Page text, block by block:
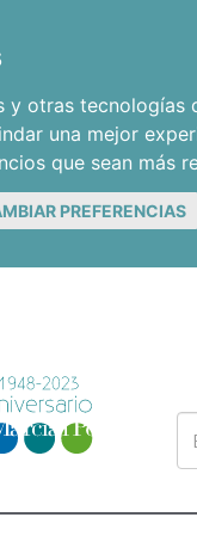
otras tecnologías
una mejor
que sean más
PREFERENCIAS